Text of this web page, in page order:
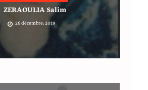
ZERAOULIA Salim
26 décembre، 2019